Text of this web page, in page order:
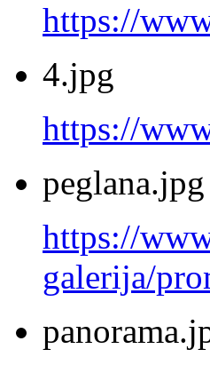
https://
4.jpg
https://
peglana.jpg
https://
galerija/